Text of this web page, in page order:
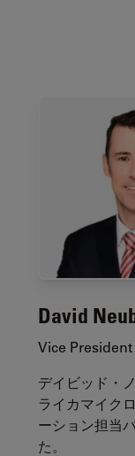
David
Vice
デイビッド・
ライカマイク
ーション担当
た。